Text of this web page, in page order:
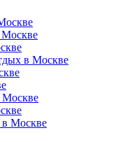
Москве
в Москве
Москве
в Москве